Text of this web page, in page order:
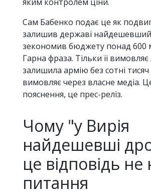
Сам Бабенко подає це як
залишив державі найдешевший
зекономив бюджету понад 600
Гарна фраза. Тільки її
залишила армію без сотні тисяч
вимовляє через власне медіа.
пояснення, це прес-реліз.
Чому "у Вирія
найдешевші
це відповідь не
питання